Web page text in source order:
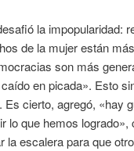
la impopularidad:
de la mujer están
son más
en picada». Esto
cierto, agregó, «hay
lo que hemos
la escalera para que